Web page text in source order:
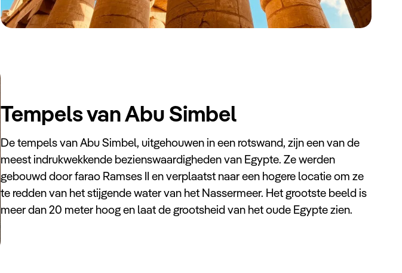
Tempels van Abu Simbel
De tempels van Abu Simbel, uitgehouwen in een rotswand, zijn een van de
meest indrukwekkende bezienswaardigheden van Egypte. Ze werden
gebouwd door farao Ramses II en verplaatst naar een hogere locatie om ze
te redden van het stijgende water van het Nassermeer. Het grootste beeld is
meer dan 20 meter hoog en laat de grootsheid van het oude Egypte zien.